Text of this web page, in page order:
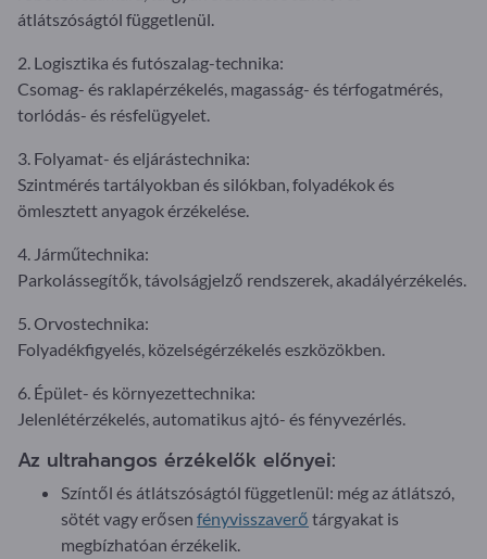
átlátszóságtól függetlenül.
2. Logisztika és futószalag-technika:
Csomag- és raklapérzékelés, magasság- és térfogatmérés,
torlódás- és résfelügyelet.
3. Folyamat- és eljárástechnika:
Szintmérés tartályokban és silókban, folyadékok és
ömlesztett anyagok érzékelése.
4. Járműtechnika:
Parkolássegítők, távolságjelző rendszerek, akadályérzékelés.
5. Orvostechnika:
Folyadékfigyelés, közelségérzékelés eszközökben.
6. Épület- és környezettechnika:
Jelenlétérzékelés, automatikus ajtó- és fényvezérlés.
Az ultrahangos érzékelők előnyei:
Színtől és átlátszóságtól függetlenül: még az átlátszó,
sötét vagy erősen fényvisszaverő tárgyakat is
megbízhatóan érzékelik.